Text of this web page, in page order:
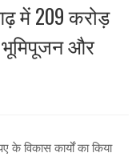
में 209 करोड़
भूमिपूजन और
विकास कार्यों का किया